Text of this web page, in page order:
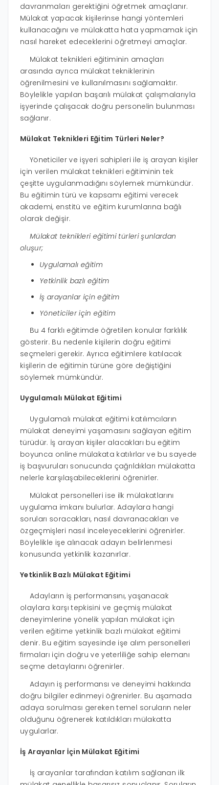
davranmaları gerektiğini öğretmek amaçlanır.
Mülakat yapacak kişilerinse hangi yöntemleri
kullanacağını ve mülakatta hata yapmamak için
nasıl hareket edeceklerini öğretmeyi amaçlar.
Mülakat teknikleri eğitiminin amaçları
arasında ayrıca mülakat tekniklerinin
öğrenilmesini ve kullanılmasını sağlamaktır.
Böylelikle yapılan başarılı mülakat çalışmalarıyla
işyerinde çalışacak doğru personelin bulunması
sağlanır.
Mülakat Teknikleri Eğitim Türleri Neler?
Yöneticiler ve işyeri sahipleri ile iş arayan kişiler
için verilen mülakat teknikleri eğitiminin tek
çeşitte uygulanmadığını söylemek mümkündür.
Bu eğitimin türü ve kapsamı eğitimi verecek
akademi, enstitü ve eğitim kurumlarına bağlı
olarak değişir.
Mülakat teknikleri eğitimi türleri şunlardan
oluşur;
Uygulamalı eğitim
Yetkinlik bazlı eğitim
İş arayanlar için eğitim
Yöneticiler için eğitim
Bu 4 farklı eğitimde öğretilen konular farklılık
gösterir. Bu nedenle kişilerin doğru eğitimi
seçmeleri gerekir. Ayrıca eğitimlere katılacak
kişilerin de eğitimin türüne göre değiştiğini
söylemek mümkündür.
Uygulamalı Mülakat Eğitimi
Uygulamalı mülakat eğitimi katılımcıların
mülakat deneyimi yaşamasını sağlayan eğitim
türüdür. İş arayan kişiler alacakları bu eğitim
boyunca online mülakata katılırlar ve bu sayede
iş başvuruları sonucunda çağrıldıkları mülakatta
nelerle karşılaşabileceklerini öğrenirler.
Mülakat personelleri ise ilk mülakatlarını
uygulama imkanı bulurlar. Adaylara hangi
soruları soracakları, nasıl davranacakları ve
özgeçmişleri nasıl inceleyeceklerini öğrenirler.
Böylelikle işe alınacak adayın belirlenmesi
konusunda yetkinlik kazanırlar.
Yetkinlik Bazlı Mülakat Eğitimi
Adayların iş performansını, yaşanacak
olaylara karşı tepkisini ve geçmiş mülakat
deneyimlerine yönelik yapılan mülakat için
verilen eğitime yetkinlik bazlı mülakat eğitimi
denir. Bu eğitim sayesinde işe alım personelleri
firmaları için doğru ve yeterliliğe sahip elemanı
seçme detaylarını öğrenirler.
Adayın iş performansı ve deneyimi hakkında
doğru bilgiler edinmeyi öğrenirler. Bu aşamada
adaya sorulması gereken temel soruların neler
olduğunu öğrenerek katıldıkları mülakatta
uygularlar.
İş Arayanlar İçin Mülakat Eğitimi
İş arayanlar tarafından katılım sağlanan ilk